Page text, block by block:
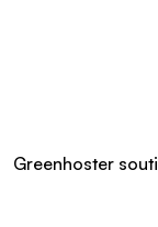
Greenhoster